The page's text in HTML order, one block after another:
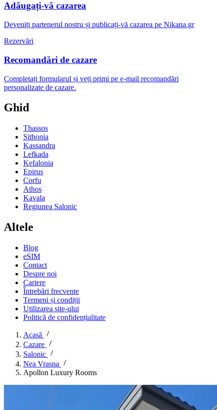
Adăugați-vă cazarea
Deveniți partenerul nostru și publicați-vă cazarea pe Nikana.gr
Rezervări
Recomandări de cazare
Completați formularul și veți primi pe e-mail recomandări
personalizate de cazare.
Ghid
Thassos
Sithonia
Kassandra
Lefkada
Kefalonia
Epirus
Corfu
Athos
Kavala
Regiunea Salonic
Altele
Blog
eSIM
Contact
Despre noi
Cariere
Întrebări frecvente
Termeni și condiții
Utilizarea site-ului
Politică de confidențialitate
Acasă
Cazare
Salonic
Nea Vrasna
Apollon Luxury Rooms